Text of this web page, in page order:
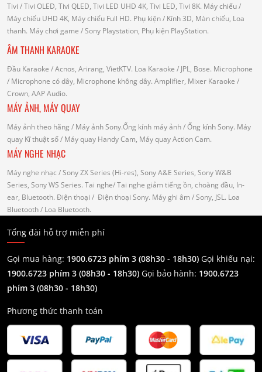
Tivi / Tivi OLED, Tivi QLED, Tivi LED UHD 4K, Tivi LED, Tivi 8K. Máy chiếu/
Máy chiếu UHD 4K, Máy chiếu Full HD. Phụ kiện/ Kính 3D, Màn chiếu, Loa
thanh. Máy chơi game / Sony Playstation, Phụ kiện PlayStation.
ÂM THANH KARAOKE
Đầu Karaoke / Acnos, Arirang, VietKTV. Loa Karaoke / JPL, Bose. Microphone
/ Microphone có dây, Microphone không dây. Amplifier, Mixer Karaoke /
Crown, AAP Audio.
MÁY ẢNH, MÁY QUAY
Máy ảnh theo hãng / Máy ảnh Sony.Ống kính máy ảnh / Ống kính Sony. Máy
quay Kĩ thuật số/ Máy quay Handy Cam, Máy quay Action Cam.
MÁY NGHE NHẠC
Máy nghe nhạc / Sony ZX Series (Hi-res), Sony A&E Series, Sony W&B
Series, Sony WS Series. Tai nghe/ Tai nghe giảm tiếng ồn, choàng đầu, In-
ear, Bluetooth. Điện thoại / Điện thoại Sony. Máy ghi âm / Sony, JSL. Loa
Bluetooth/ Loa Bluetooth.
Tổng đài hỗ trợ miễn phí
Gọi mua hàng: 1900.6723 phím 3 (08h30 - 18h30) Gọi khiếu nại:
1900.6723 phím 3 (08h30 - 18h30) Gọi bảo hành: 1900.6723
phím 3 (08h30 - 18h30)
Phương thức thanh toán